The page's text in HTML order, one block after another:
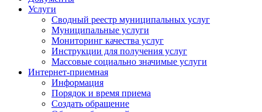
Услуги
Сводный реестр муниципальных услуг
Муниципальные услуги
Мониторинг качества услуг
Инструкции для получения услуг
Массовые социально значимые услуги
Интернет-приемная
Информация
Порядок и время приема
Создать обращение